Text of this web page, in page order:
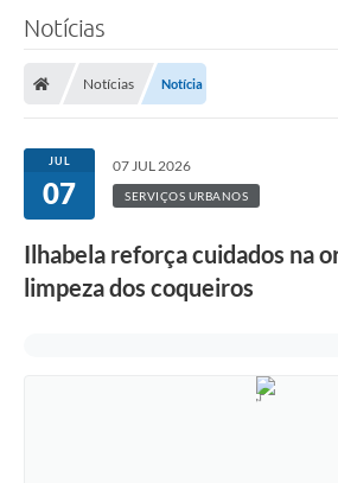
Notícias
Notícias Notícia
JUL
07
07 JUL 2026
SERVIÇOS URBANOS
Ilhabela reforça cuidados na
limpeza dos coqueiros